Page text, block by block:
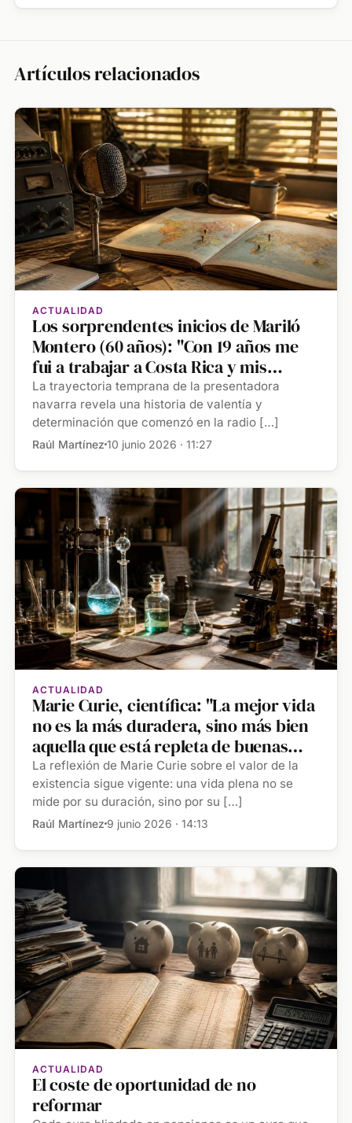
Artículos relacionados
ACTUALIDAD
Los sorprendentes inicios de Mariló
Montero (60 años): "Con 19 años me
fui a trabajar a Costa Rica y mis
padres tuvieron que buscar el país en
el mapa"
La trayectoria temprana de la presentadora
navarra revela una historia de valentía y
determinación que comenzó en la radio […]
Raúl Martínez 10 junio 2026 · 11:27
ACTUALIDAD
Marie Curie, científica: "La mejor vida
no es la más duradera, sino más bien
aquella que está repleta de buenas
acciones"
La reflexión de Marie Curie sobre el valor de la
existencia sigue vigente: una vida plena no se
mide por su duración, sino por su […]
Raúl Martínez 9 junio 2026 · 14:13
ACTUALIDAD
El coste de oportunidad de no
reformar